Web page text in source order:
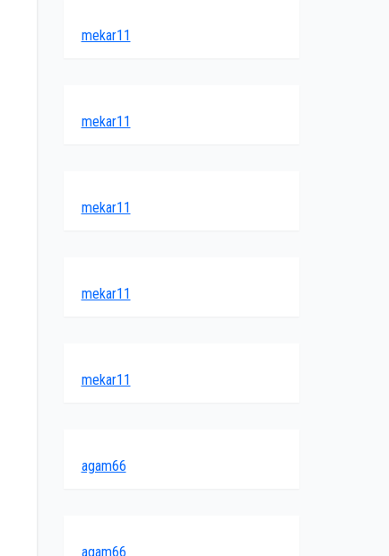
mekar11
mekar11
mekar11
mekar11
mekar11
agam66
agam66